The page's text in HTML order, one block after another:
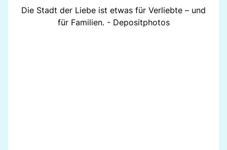
Die Stadt der Liebe ist etwas für Verliebte – und
für Familien. - Depositphotos